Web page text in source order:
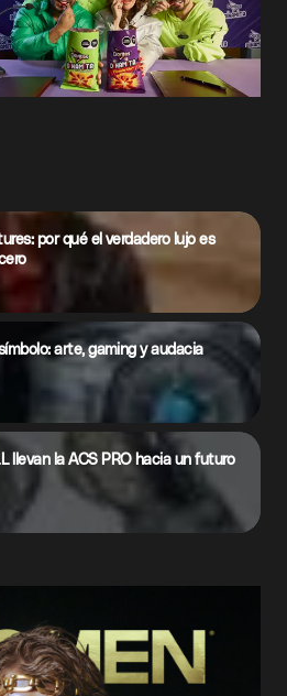
por qué el verdadero lujo es
arte, gaming y audacia
llevan la ACS PRO hacia un futuro